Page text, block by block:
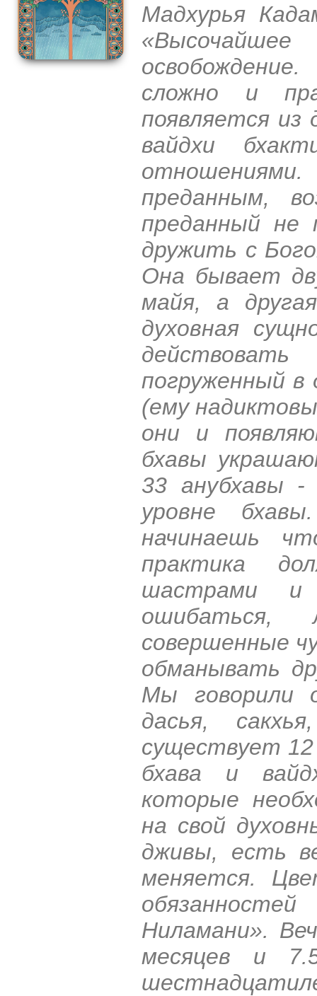
Мадхурья
сложно и
появляется из
вайдхи
преданным,
преданный
дружить с
Она бывает
майя, а
духовная
погруженный
(ему
они и
бхавы
33 анубхавы -
уровне
начинаешь
практика
шастрами и
ошибаться,
совершенные
обманывать
Мы говорили
дасья,
существует 12
бхава и
которые
на свой
дживы, есть
меняется.
Ниламани».
месяцев и